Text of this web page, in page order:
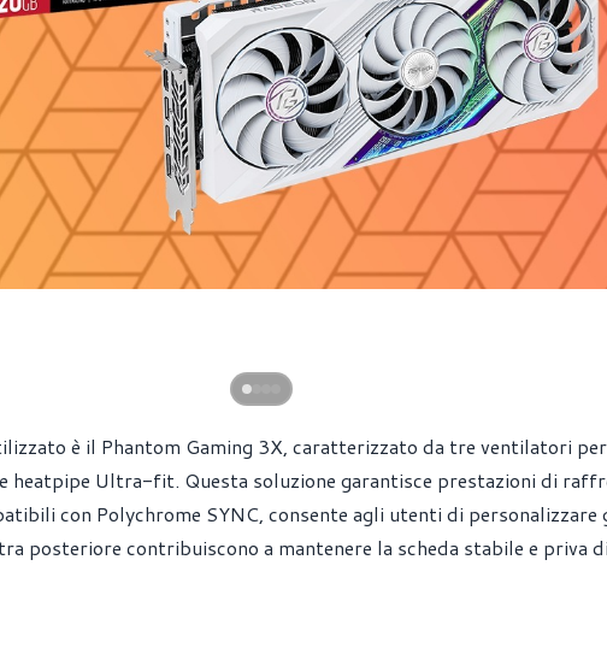
è il Phantom Gaming 3X, caratterizzato da tre ventilatori
heatpipe Ultra-fit. Questa soluzione garantisce prestazioni di
con Polychrome SYNC, consente agli utenti di
posteriore contribuiscono a mantenere la scheda stabile e priva